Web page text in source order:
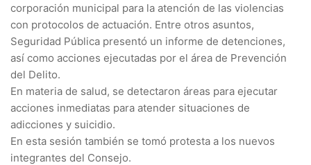
corporación municipal para la atención de las violencias
con protocolos de actuación. Entre otros asuntos,
Seguridad Pública presentó un informe de detenciones,
así como acciones ejecutadas por el área de Prevención
del Delito.
En materia de salud, se detectaron áreas para ejecutar
acciones inmediatas para atender situaciones de
adicciones y suicidio.
En esta sesión también se tomó protesta a los nuevos
integrantes del Consejo.